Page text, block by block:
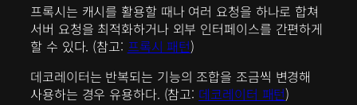
프록시는 캐시를 활용할 때나 여러 요청을 하나로 합쳐
서버 요청을 최적화하거나 외부 인터페이스를 간편하게
할 수 있다. (참고: 프록시 패턴)
데코레이터는 반복되는 기능의 조합을 조금씩 변경해
사용하는 경우 유용하다. (참고: 데코레이터 패턴)